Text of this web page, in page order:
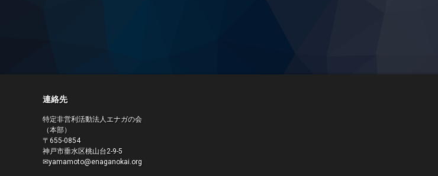
連絡先
特定非営利活動法人エナガの会
（本部）
〒655-0854
神戸市垂水区桃山台2-9-5
✉yamamoto@enaganokai.org